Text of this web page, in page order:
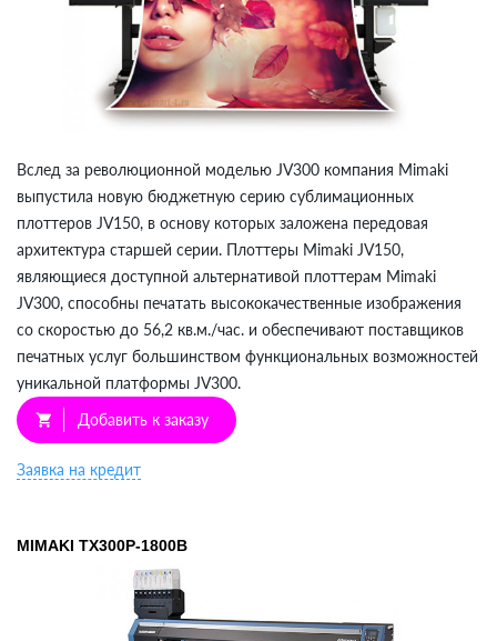
Вслед за революционной моделью JV300 компания Mimaki
выпустила новую бюджетную серию сублимационных
плоттеров JV150, в основу которых заложена передовая
архитектура старшей серии. Плоттеры Mimaki JV150,
являющиеся доступной альтернативой плоттерам Mimaki
JV300, способны печатать высококачественные изображения
со скоростью до 56,2 кв.м./час. и обеспечивают поставщиков
печатных услуг большинством функциональных возможностей
уникальной платформы JV300.
shopping_cart Добавить к заказу
Заявка на кредит
MIMAKI TX300P-1800B